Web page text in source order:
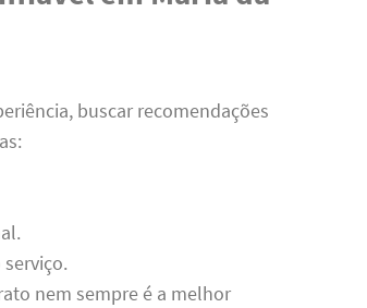
buscar recomendações
nem sempre é a melhor